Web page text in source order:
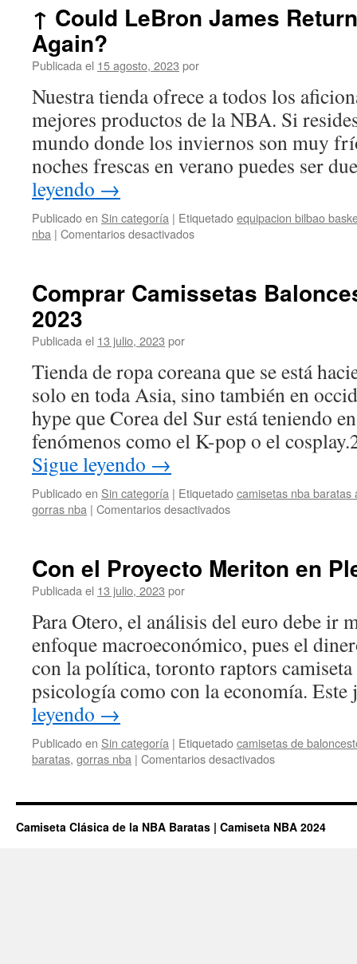
↑ Could LeBron James
Again?
Publicada el 15 agosto, 2023 por
Nuestra tienda ofrece a todos los
mejores productos de la NBA. Si
mundo donde los inviernos son muy
noches frescas en verano puedes ser
leyendo →
Publicado en Sin categoría | Etiquetadoequipacion bilbao
nba | Comentarios desactivadosen
James
Comprar Camissetas
2023
Publicada el 13 julio, 2023 por
Tienda de ropa coreana que se está
solo en toda Asia, sino también en
hype que Corea del Sur está teniendo
fenómenos como el K-pop o el
Sigue leyendo →
Publicado en Sin categoría | Etiquetadocamisetas nba baratas
gorras nba | Comentarios desactivadosen
NBA
Con el Proyecto Meriton en
Publicada el 13 julio, 2023 por
Para Otero, el análisis del euro debe ir
enfoque macroeconómico, pues el
con la política, toronto raptors
psicología como con la economía.
leyendo →
Publicado en Sin categoría | Etiquetadocamisetas de
baratas, gorras nba | Comentarios desactivadosen
Proyecto
Meriton
Camiseta Clásica de la NBA Baratas | Camiseta NBA 2024